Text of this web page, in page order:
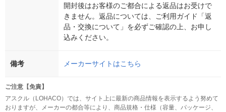
開封後はお客様のご都合による返品はお受けで
きません。返品については、ご利用ガイド「返
品・交換について」を必ずご確認の上、お申し
込みください。
備考 メーカーサイトはこちら
ご注意【免責】
アスクル（LOHACO）では、サイト上に最新の商品情報を表示するよう努めて
おりますが、メーカーの都合等により、商品規格・仕様（容量、パッケージ、